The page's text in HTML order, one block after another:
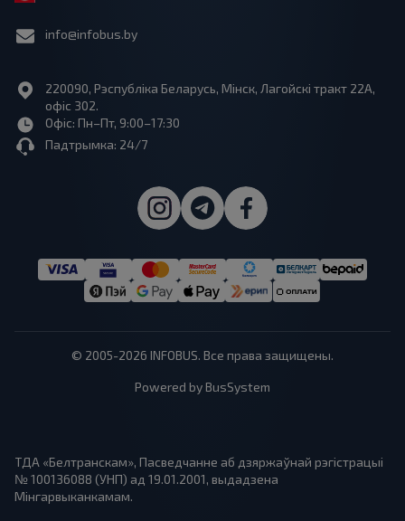
info@infobus.by
220090, Рэспубліка Беларусь, Мінск, Лагойскі тракт 22A,
офіс 302.
Офіс: Пн–Пт, 9:00–17:30
Падтрымка: 24/7
© 2005-2026 INFOBUS. Все права защищены.
Powered by BusSystem
ТДА «Белтранскам», Пасведчанне аб дзяржаўнай рэгістрацыі
№ 100136088 (УНП) ад 19.01.2001, выдадзена
Мінгарвыканкамам.